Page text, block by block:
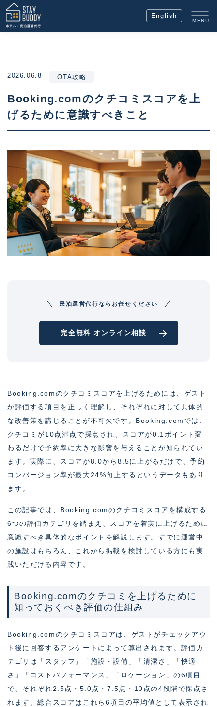
English
MENU
2026.06.8 OTA攻略
Booking.comのクチコミスコアを上
げるために意識すべきこと
民泊運営代行ならお任せください
完全無料 オンライン相談
Booking.comのクチコミスコアを上げるためには、ゲスト
が評価する項目を正しく理解し、それぞれに対して具体的
な改善策を講じることが不可欠です。Booking.comでは、
クチコミが10点満点で採点され、スコアが0.1ポイント変
わるだけで予約率に大きな影響を与えることが知られてい
ます。実際に、スコアが8.0から8.5に上がるだけで、予約
コンバージョン率が最大24%向上するというデータもあり
ます。
この記事では、Booking.comのクチコミスコアを構成する
6つの評価カテゴリを踏まえ、スコアを着実に上げるために
意識すべき具体的なポイントを解説します。すでに運営中
の施設はもちろん、これから掲載を検討している方にも実
践いただける内容です。
Booking.comのクチコミを上げるために
知っておくべき評価の仕組み
Booking.comのクチコミスコアは、ゲストがチェックアウ
ト後に回答するアンケートによって算出されます。評価カ
テゴリは「スタッフ」「施設・設備」「清潔さ」「快適
さ」「コストパフォーマンス」「ロケーション」の6項目
で、それぞれ2.5点・5.0点・7.5点・10点の4段階で採点さ
れます。総合スコアはこれら6項目の平均値として表示され